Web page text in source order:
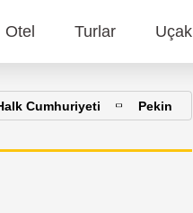
Otel Turlar Uçak
Cumhuriyeti Pekin